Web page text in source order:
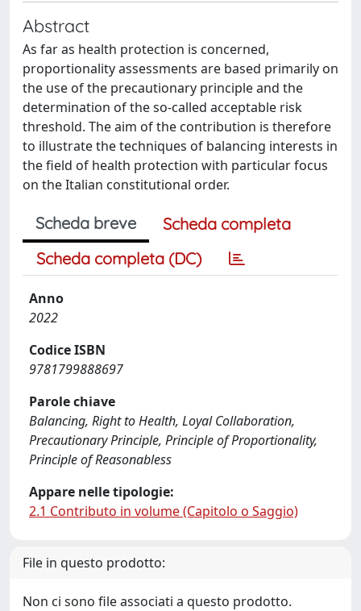
Abstract
As far as health protection is concerned,
proportionality assessments are based primarily on
the use of the precautionary principle and the
determination of the so-called acceptable risk
threshold. The aim of the contribution is therefore
to illustrate the techniques of balancing interests in
the field of health protection with particular focus
on the Italian constitutional order.
Scheda breve
Scheda completa
Scheda completa (DC)
Anno
2022
Codice ISBN
9781799888697
Parole chiave
Balancing, Right to Health, Loyal Collaboration,
Precautionary Principle, Principle of Proportionality,
Principle of Reasonabless
Appare nelle tipologie:
2.1 Contributo in volume (Capitolo o Saggio)
File in questo prodotto:
Non ci sono file associati a questo prodotto.